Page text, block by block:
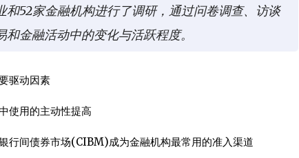
52家金融机构进行了调研，通过问卷调查、访谈
金融活动中的变化与活跃程度。
驱动因素
使用的主动性提高
行间债券市场(CIBM)成为金融机构最常用的准入渠道